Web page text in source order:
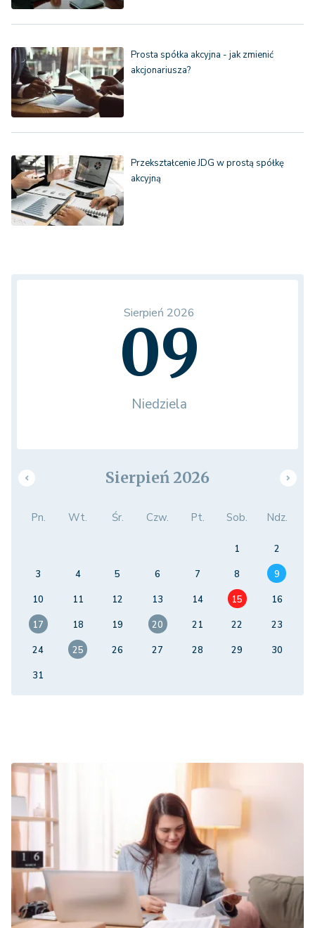
Prosta spółka akcyjna - jak zmienić
akcjonariusza?
Przekształcenie JDG w prostą spółkę
akcyjną
Sierpień 2026
09
Niedziela
Sierpień 2026
Pn. Wt. Śr. Czw. Pt. Sob. Ndz.
1
2
3
4 5 6 7 8
9
10
11 12 13 14 15
16
17
18 19 20 21 22
23
24
25 26 27 28 29
30
31